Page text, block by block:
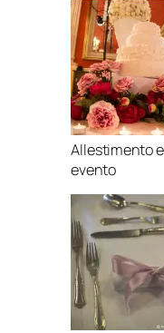
Allestimento
evento